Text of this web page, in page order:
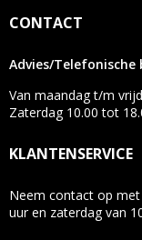
CONTACT
Advies/Telefonische
Van maandag t/m
Zaterdag 10.00 tot
KLANTENSERVICE
Neem contact op
uur en zaterdag van